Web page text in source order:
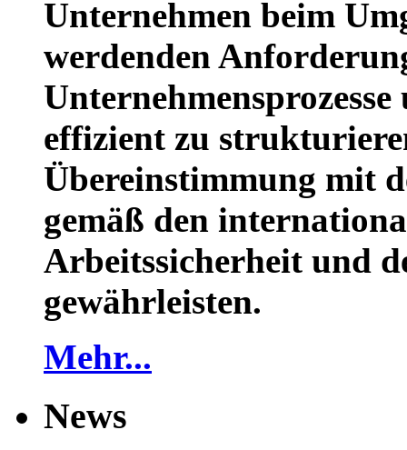
Unternehmen beim
werdenden
effizient zu
Übereinstimmung mit
gemäß den
Arbeitssicherheit und
gewährleisten.
Mehr...
News